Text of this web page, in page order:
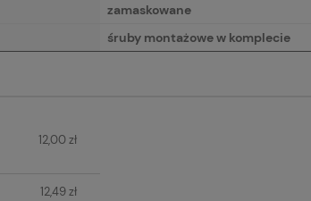
zamaskowane
śruby montażowe w komplecie
12,00 zł
12,49 zł